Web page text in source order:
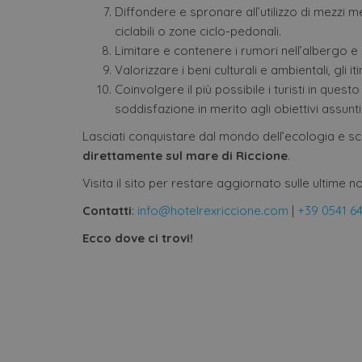
Diffondere e spronare all’utilizzo di mezzi
ciclabili o zone ciclo-pedonali.
Limitare e contenere i rumori nell’albergo
Valorizzare i beni culturali e ambientali, gli
Coinvolgere il più possibile i turisti in
soddisfazione in merito agli obiettivi
Lasciati conquistare dal mondo dell’ecologia e
direttamente sul mare di Riccione.
Visita il sito per restare aggiornato sulle ultime
Contatti: info@hotelrexriccione.com | +39 0541
Ecco dove ci trovi!
Nome
/
_ga_M03X1TJQV4
_ga
Nome
hcc_uid
IDE
Nome
Nome
__Secure-YNID
__Secure-